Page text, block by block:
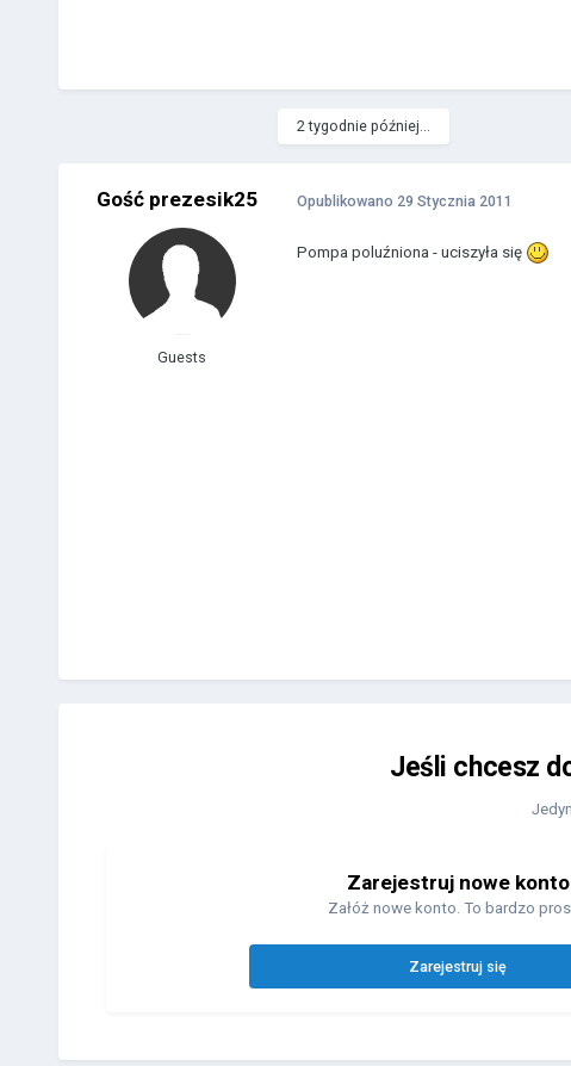
2 tygodnie później...
Gość prezesik25
Guests
Opublikowano 29 Stycznia 2011
Pompa poluźniona - uciszyła się
Jeśli chcesz
Zarejestruj nowe konto
Załóż nowe konto. To bardzo
Zarejestruj się